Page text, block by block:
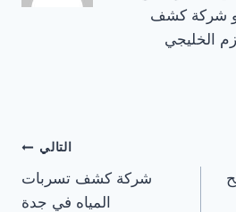
شركة كشف
الخليجي
التالي
شركة كشف تسربات
المياه في جدة